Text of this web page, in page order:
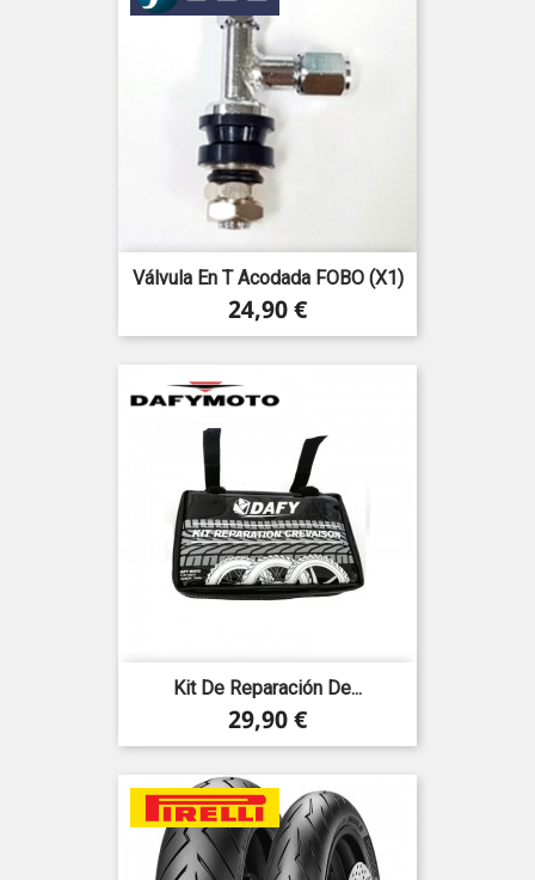
Válvula En T Acodada FOBO (x1)
Precio
24,90 €
Kit De Reparación De...
Precio
29,90 €